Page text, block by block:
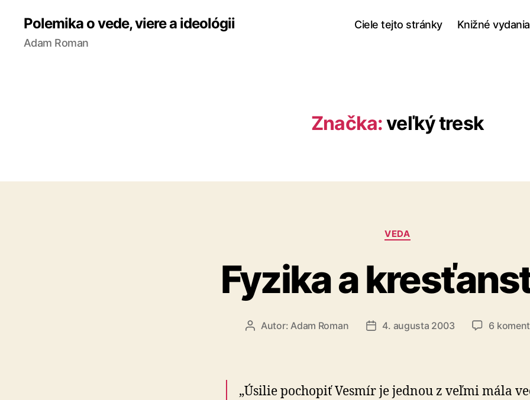
Polemika o vede, viere a ideológii
Adam Roman
Ciele tejto stránky Knižné vydania
Značka:veľký tresk
Kategórie
VEDA
Fyzika a
AutorAutor: Adam Roman
Dátum
4. augusta 2003 6
„Úsilie pochopiť Vesmír je jednou z veľmi mála